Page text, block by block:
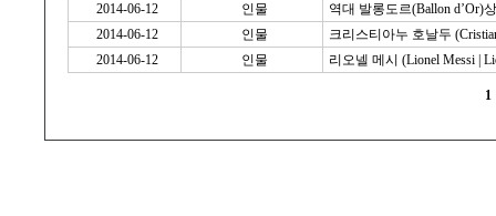
2014-06-12
인물
역대 발롱도르(Ballon d’Or)
2014-06-12
인물
크리스티아누 호날두
2014-06-12
인물 리오넬 메시 (Lionel Messi |
1